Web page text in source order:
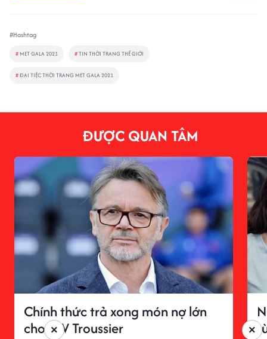
#Hashtag
# MET GALA 2021 #TIN THỜI TRANG THẾ GIỚI
#ĐẠI TIỆC THỜI TRANG MET GALA 2021
ĐƯỢC QUAN TÂM
Chính thức trả xong món nợ lớn
cho HLV Troussier
×
×